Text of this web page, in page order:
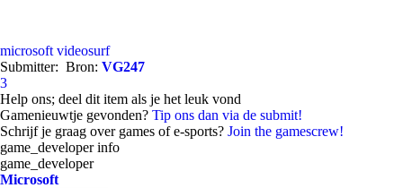
microsoft videosurf
Submitter: Bron: VG247
3
Help ons; deel dit item als je het leuk vond
Gamenieuwtje gevonden? Tip ons dan via de submit!
Schrijf je graag over games of e-sports? Join the gamescrew!
game_developer info
game_developer
Microsoft